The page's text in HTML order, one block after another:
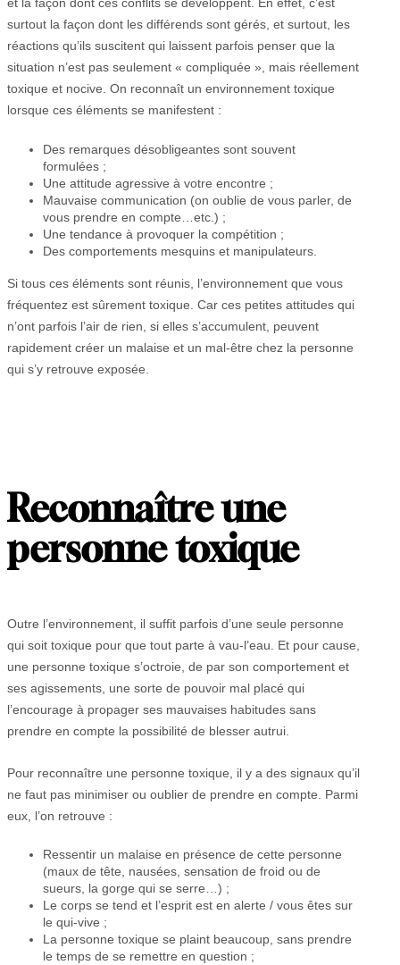
surtout la façon dont les différends sont gérés, et surtout, les
réactions qu’ils suscitent qui laissent parfois penser que la
situation n’est pas seulement « compliquée », mais réellement
toxique et nocive. On reconnaît un environnement toxique
lorsque ces éléments se manifestent :
Des remarques désobligeantes sont souvent
formulées ;
Une attitude agressive à votre encontre ;
Mauvaise communication (on oublie de vous parler, de
vous prendre en compte…etc.) ;
Une tendance à provoquer la compétition ;
Des comportements mesquins et manipulateurs.
Si tous ces éléments sont réunis, l’environnement que vous
fréquentez est sûrement toxique. Car ces petites attitudes qui
n’ont parfois l’air de rien, si elles s’accumulent, peuvent
rapidement créer un malaise et un mal-être chez la personne
qui s’y retrouve exposée.
Reconnaître une
personne toxique
Outre l’environnement, il suffit parfois d’une seule personne
qui soit toxique pour que tout parte à vau-l’eau. Et pour cause,
une personne toxique s’octroie, de par son comportement et
ses agissements, une sorte de pouvoir mal placé qui
l’encourage à propager ses mauvaises habitudes sans
prendre en compte la possibilité de blesser autrui.
Pour reconnaître une personne toxique, il y a des signaux qu’il
ne faut pas minimiser ou oublier de prendre en compte. Parmi
eux, l’on retrouve :
Ressentir un malaise en présence de cette personne
(maux de tête, nausées, sensation de froid ou de
sueurs, la gorge qui se serre…) ;
Le corps se tend et l’esprit est en alerte / vous êtes sur
le qui-vive ;
La personne toxique se plaint beaucoup, sans prendre
le temps de se remettre en question ;